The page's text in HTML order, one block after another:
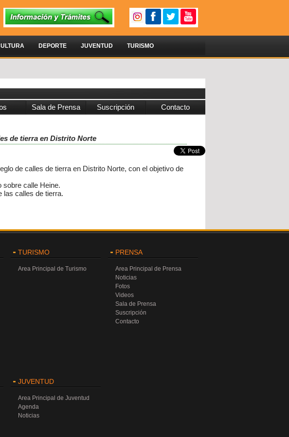
DEPORTE JUVENTUD TURISMO
Sala de Prensa Suscripción Contacto
de tierra en Distrito Norte
de calles de tierra en Distrito Norte, con el objetivo de
sobre calle Heine.
las calles de tierra.
TURISMO
Area Principal de Turismo
PRENSA
Area Principal de Prensa
Noticias
Fotos
Videos
Sala de Prensa
Suscripción
Contacto
JUVENTUD
Area Principal de Juventud
Agenda
Noticias